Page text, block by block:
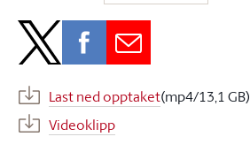
Last ned opptaket(mp4/13,1 GB)
Videoklipp